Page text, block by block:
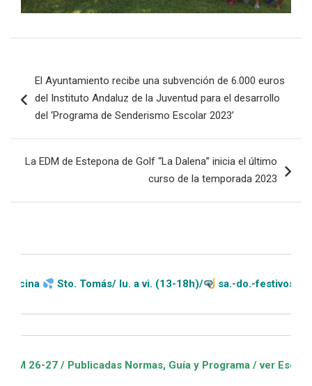
de
entradas
El Ayuntamiento recibe una subvención de 6.000 euros
del Instituto Andaluz de la Juventud para el desarrollo
del ‘Programa de Senderismo Escolar 2023’
La EDM de Estepona de Golf “La Dalena” inicia el último
curso de la temporada 2023
Sto. Tomás/ lu. a vi. (13-18h)/ sa.-do.-festivos (11-20h)
/ Publicadas Normas, Guía y Programa / ver Escuelas